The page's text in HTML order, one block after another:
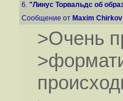
6. "Линус Торвальдс об
Сообщение от Maxim Chirkov
>Очень